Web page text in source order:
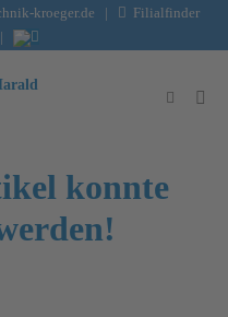
kroeger.de |
Filialfinder
konnte